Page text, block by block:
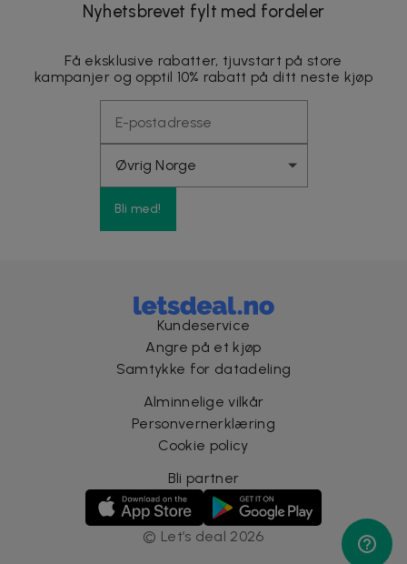
Nyhetsbrevet fylt med fordeler
Få eksklusive rabatter, tjuvstart på store
kampanjer og opptil 10% rabatt på ditt neste kjøp
Bli med!
Kundeservice
Angre på et kjøp
Samtykke for datadeling
Alminnelige vilkår
Personvernerklæring
Cookie policy
Bli partner
© Let’s deal 2026